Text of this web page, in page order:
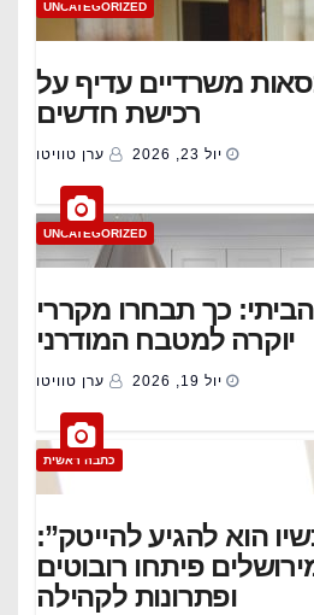
UNCATEGORIZED
משרדיים עדיף על
רכישת חדשים
יול 23, 2026 ערן טוויטו
UNCATEGORIZED
כך תבחרו מקררי
יוקרה למטבח המודרני
יול 19, 2026 ערן טוויטו
כתבה ראשית
הוא להגיע להייטק”:
פיתחו רובוטים
ופתרונות לקהילה